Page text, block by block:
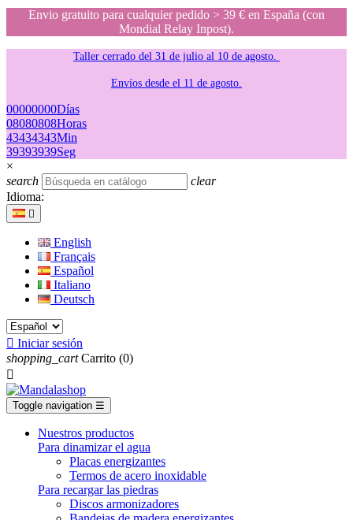
Envio gratuito para cualquier pedido > 39 € en España (con
Mondial Relay Inpost).
Taller cerrado del 31 de julio al 10 de agosto.
Envíos desde el 11 de agosto.
00000000Días
08080808Horas
43434343Min
39393939Seg
×
search
clear
Idioma:

English
Français
Español
Italiano
Deutsch
 Iniciar sesión
shopping_cart Carrito (0)

Toggle navigation ☰
Nuestros productos
Para dinamizar el agua
Placas energizantes
Termos de acero inoxidable
Para recargar las piedras
Discos armonizadores